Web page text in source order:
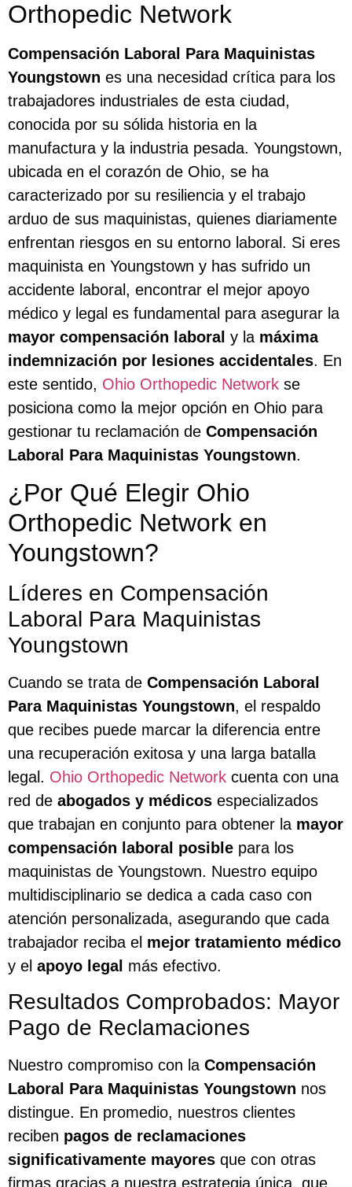
Orthopedic Network
Compensación Laboral Para Maquinistas
Youngstown es una necesidad crítica para los
trabajadores industriales de esta ciudad,
conocida por su sólida historia en la
manufactura y la industria pesada. Youngstown,
ubicada en el corazón de Ohio, se ha
caracterizado por su resiliencia y el trabajo
arduo de sus maquinistas, quienes diariamente
enfrentan riesgos en su entorno laboral. Si eres
maquinista en Youngstown y has sufrido un
accidente laboral, encontrar el mejor apoyo
médico y legal es fundamental para asegurar la
mayor compensación laboral y la máxima
indemnización por lesiones accidentales. En
este sentido, Ohio Orthopedic Network se
posiciona como la mejor opción en Ohio para
gestionar tu reclamación de Compensación
Laboral Para Maquinistas Youngstown.
¿Por Qué Elegir Ohio
Orthopedic Network en
Youngstown?
Líderes en Compensación
Laboral Para Maquinistas
Youngstown
Cuando se trata de Compensación Laboral
Para Maquinistas Youngstown, el respaldo
que recibes puede marcar la diferencia entre
una recuperación exitosa y una larga batalla
legal. Ohio Orthopedic Network cuenta con una
red de abogados y médicos especializados
que trabajan en conjunto para obtener la mayor
compensación laboral posible para los
maquinistas de Youngstown. Nuestro equipo
multidisciplinario se dedica a cada caso con
atención personalizada, asegurando que cada
trabajador reciba el mejor tratamiento médico
y el apoyo legal más efectivo.
Resultados Comprobados: Mayor
Pago de Reclamaciones
Nuestro compromiso con la Compensación
Laboral Para Maquinistas Youngstown nos
distingue. En promedio, nuestros clientes
reciben pagos de reclamaciones
significativamente mayores que con otras
firmas gracias a nuestra estrategia única, que